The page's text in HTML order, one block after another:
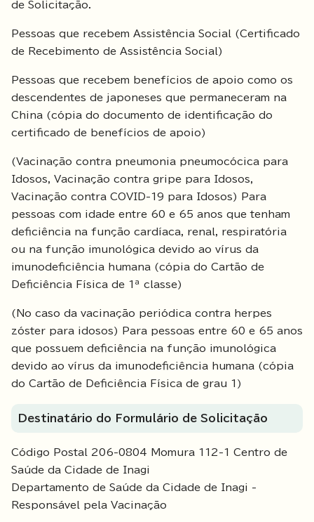
de Solicitação.
Pessoas que recebem Assistência Social (Certificado
de Recebimento de Assistência Social)
Pessoas que recebem benefícios de apoio como os
descendentes de japoneses que permaneceram na
China (cópia do documento de identificação do
certificado de benefícios de apoio)
(Vacinação contra pneumonia pneumocócica para
Idosos, Vacinação contra gripe para Idosos,
Vacinação contra COVID-19 para Idosos) Para
pessoas com idade entre 60 e 65 anos que tenham
deficiência na função cardíaca, renal, respiratória
ou na função imunológica devido ao vírus da
imunodeficiência humana (cópia do Cartão de
Deficiência Física de 1ª classe)
(No caso da vacinação periódica contra herpes
zóster para idosos) Para pessoas entre 60 e 65 anos
que possuem deficiência na função imunológica
devido ao vírus da imunodeficiência humana (cópia
do Cartão de Deficiência Física de grau 1)
Destinatário do Formulário de Solicitação
Código Postal 206-0804 Momura 112-1 Centro de
Saúde da Cidade de Inagi
Departamento de Saúde da Cidade de Inagi -
Responsável pela Vacinação